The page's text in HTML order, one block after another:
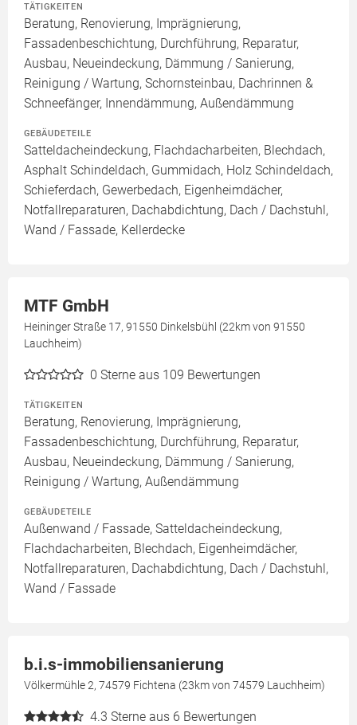
TÄTIGKEITEN
Beratung, Renovierung, Imprägnierung,
Fassadenbeschichtung, Durchführung, Reparatur,
Ausbau, Neueindeckung, Dämmung / Sanierung,
Reinigung / Wartung, Schornsteinbau, Dachrinnen &
Schneefänger, Innendämmung, Außendämmung
GEBÄUDETEILE
Satteldacheindeckung, Flachdacharbeiten, Blechdach,
Asphalt Schindeldach, Gummidach, Holz Schindeldach,
Schieferdach, Gewerbedach, Eigenheimdächer,
Notfallreparaturen, Dachabdichtung, Dach / Dachstuhl,
Wand / Fassade, Kellerdecke
MTF GmbH
Heininger Straße 17, 91550 Dinkelsbühl (22km von 91550
Lauchheim)
0 Sterne aus 109 Bewertungen
TÄTIGKEITEN
Beratung, Renovierung, Imprägnierung,
Fassadenbeschichtung, Durchführung, Reparatur,
Ausbau, Neueindeckung, Dämmung / Sanierung,
Reinigung / Wartung, Außendämmung
GEBÄUDETEILE
Außenwand / Fassade, Satteldacheindeckung,
Flachdacharbeiten, Blechdach, Eigenheimdächer,
Notfallreparaturen, Dachabdichtung, Dach / Dachstuhl,
Wand / Fassade
b.i.s-immobiliensanierung
Völkermühle 2, 74579 Fichtena (23km von 74579 Lauchheim)
4.3 Sterne aus 6 Bewertungen